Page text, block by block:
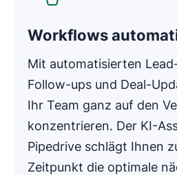
Workflows
Mit automatisierten
Follow-ups und Deal-
Ihr Team ganz auf den
konzentrieren. Der KI-
Pipedrive schlägt Ihnen
Zeitpunkt die optimale